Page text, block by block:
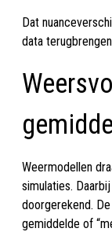
Dat
data
Weermodellen
simulaties.
doorgerekend.
gemiddelde of